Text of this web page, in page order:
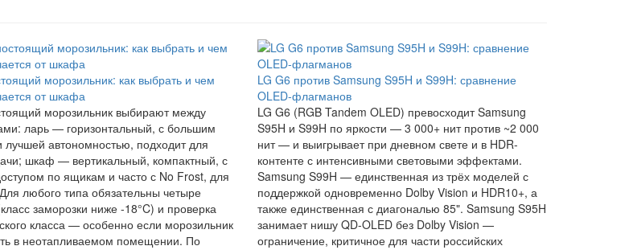
морозильник: как выбрать и чем
от шкафа
морозильник выбирают между
ларь — горизонтальный, с большим
автономностью, подходит для
шкаф — вертикальный, компактный, с
по ящикам и часто с No Frost, для
любого типа обязательны четыре
заморозки ниже -18°C) и проверка
класса — особенно если морозильник
в неотапливаемом помещении. По
LG G6 против Samsung S95H и S99H: сравнение
OLED-флагманов
LG G6 (RGB Tandem OLED) превосходит Samsung
S95H и S99H по яркости — 3 000+ нит против ~2 000
нит — и выигрывает при дневном свете и в HDR-
контенте с интенсивными световыми эффектами.
Samsung S99H — единственная из трёх моделей с
поддержкой одновременно Dolby Vision и HDR10+, а
также единственная с диагональю 85". Samsung S95H
занимает нишу QD-OLED без Dolby Vision —
ограничение, критичное для части российских